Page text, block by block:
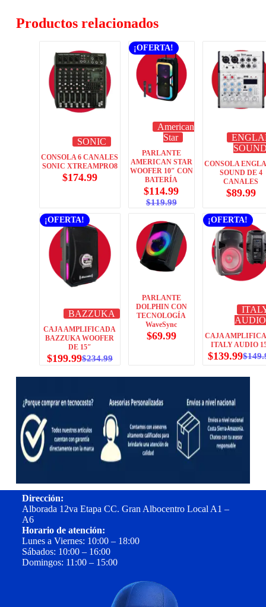
Productos relacionados
SONIC
CONSOLA 6 CANALES
SONIC XTREAMPRO8
$174.99
¡OFERTA!
American
Star
PARLANTE
AMERICAN STAR
WOOFER 10″ CON
BATERÍA
$119.99
$114.99
CONSOLA
SOUND DE 4
CANALES
$89.99
¡OFERTA!
BAZZUKA
CAJA AMPLIFICADA
BAZZUKA WOOFER
DE 15″
$234.99
$199.99
PARLANTE
DOLPHIN CON
TECNOLOGÍA
WaveSync
$69.99
¡OFERTA!
AUDIO
CAJA
ITALY AUDIO
$
$139.99
Dirección:
Alborada 12va Etapa CC. Gran Albocentro Local A1 –
A6
Horario de atención:
Lunes a Viernes: 10:00 – 18:00
Sábados: 10:00 – 16:00
Domingos: 11:00 – 15:00